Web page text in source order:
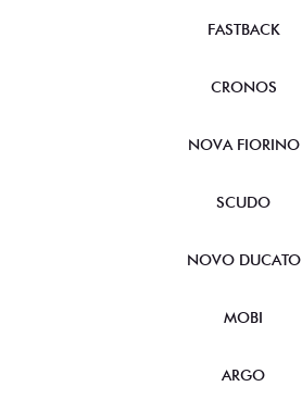
FASTBACK
CRONOS
NOVA FIORINO
SCUDO
NOVO DUCATO
MOBI
ARGO